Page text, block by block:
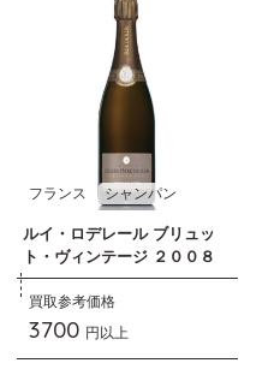
フランス シャンパン
ルイ・ロデレール ブリュッ
ト・ヴィンテージ ２００８
買取参考価格
3700 円以上